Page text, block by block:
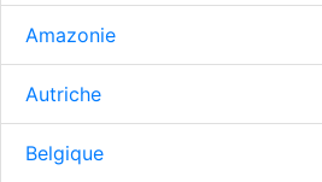
Amazonie
Autriche
Belgique